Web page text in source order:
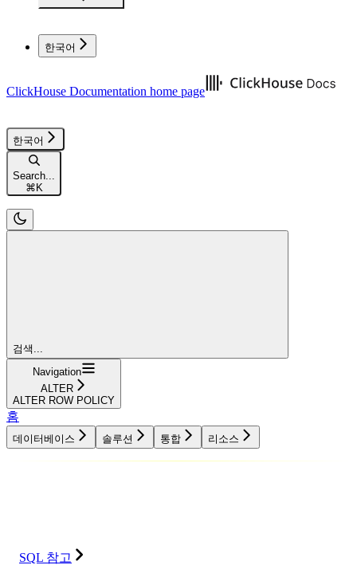
한국어
ClickHouse Documentation home page
한국어
Search...
⌘K
검색...
Navigation
ALTER
ALTER ROW POLICY
홈
데이터베이스 솔루션 통합 리소스
SQL 참고